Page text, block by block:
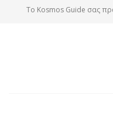
Tο Kosmos Guide σας